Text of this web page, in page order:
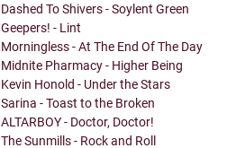
Dashed To Shivers - Soylent Green
Geepers! - Lint
Morningless - At The End Of The Day
Midnite Pharmacy - Higher Being
Kevin Honold - Under the Stars
Sarina - Toast to the Broken
ALTARBOY - Doctor, Doctor!
The Sunmills - Rock and Roll